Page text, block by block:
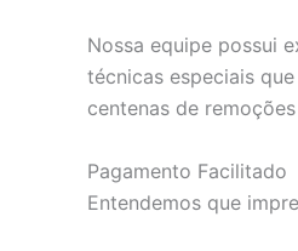
Nossa equipe possui
técnicas especiais
centenas de
Pagamento Facilitado
Entendemos que